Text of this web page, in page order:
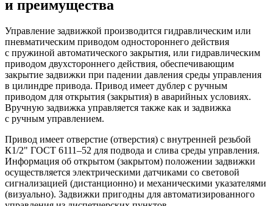
и преимущества
Управление задвижкой производится гидравлическим или
пневматическим приводом одностороннего действия
с пружиной автоматического закрытия, или гидравлическим
приводом двухстороннего действия, обеспечивающим
закрытие задвижки при падении давления среды управления
в цилиндре привода. Привод имеет дублер с ручным
приводом для открытия (закрытия) в аварийных условиях.
Вручную задвижка управляется также как и задвижка
с ручным управлением.
Привод имеет отверстие (отверстия) с внутренней резьбой
К1/2" ГОСТ 6111–52 для подвода и слива среды управления.
Информация об открытом (закрытом) положении задвижки
осуществляется электрическими датчиками со световой
сигнализацией (дистанционно) и механическими указателями
(визуально). Задвижки пригодны для автоматизированного